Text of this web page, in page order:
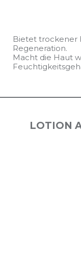
Bietet trockener
Regeneration.
Macht die Haut
LOTION